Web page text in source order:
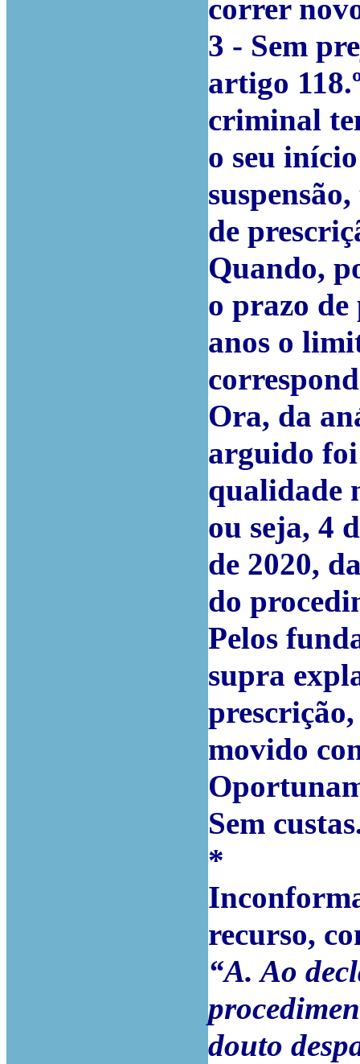
correr
3 - Sem
artigo
criminal
o seu
de
Quando,
o prazo
anos o
Ora, da
arguido foi
qualidade
ou seja, 4
de 2020,
do
Pelos
supra
movido
Sem
*
recurso,
“A. Ao
douto